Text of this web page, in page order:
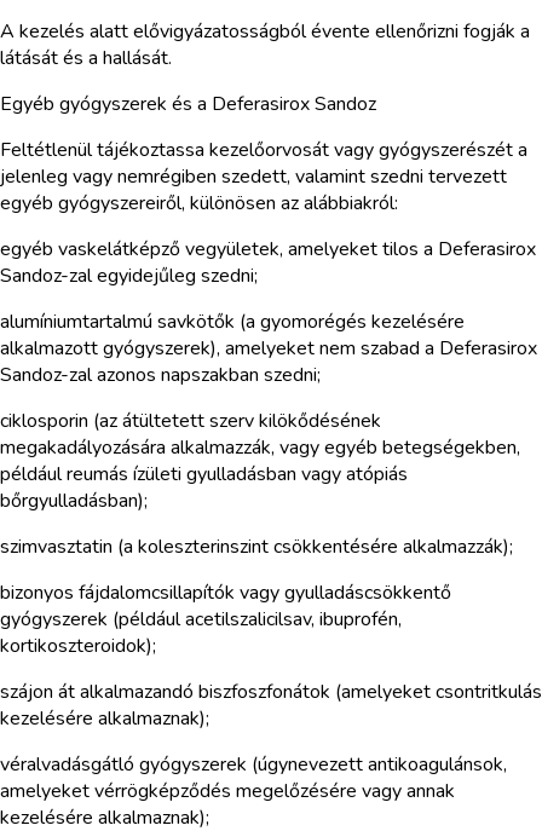
A kezelés alatt elővigyázatosságból évente ellenőrizni fogják a
látását és a hallását.
Egyéb gyógyszerek és a Deferasirox Sandoz
Feltétlenül tájékoztassa kezelőorvosát vagy gyógyszerészét a
jelenleg vagy nemrégiben szedett, valamint szedni tervezett
egyéb gyógyszereiről, különösen az alábbiakról:
egyéb vaskelátképző vegyületek, amelyeket tilos a Deferasirox
Sandoz-zal egyidejűleg szedni;
alumíniumtartalmú savkötők (a gyomorégés kezelésére
alkalmazott gyógyszerek), amelyeket nem szabad a Deferasirox
Sandoz-zal azonos napszakban szedni;
ciklosporin (az átültetett szerv kilökődésének
megakadályozására alkalmazzák, vagy egyéb betegségekben,
például reumás ízületi gyulladásban vagy atópiás
bőrgyulladásban);
szimvasztatin (a koleszterinszint csökkentésére alkalmazzák);
bizonyos fájdalomcsillapítók vagy gyulladáscsökkentő
gyógyszerek (például acetilszalicilsav, ibuprofén,
kortikoszteroidok);
szájon át alkalmazandó biszfoszfonátok (amelyeket csontritkulás
kezelésére alkalmaznak);
véralvadásgátló gyógyszerek (úgynevezett antikoagulánsok,
amelyeket vérrögképződés megelőzésére vagy annak
kezelésére alkalmaznak);